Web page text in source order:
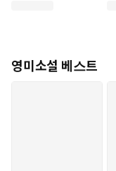
영미소설 베스트